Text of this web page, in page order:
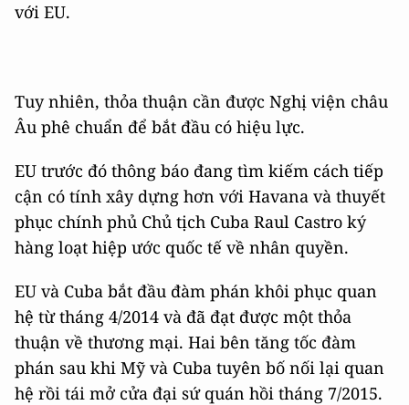
với EU.
Tuy nhiên, thỏa thuận cần được Nghị viện châu
Âu phê chuẩn để bắt đầu có hiệu lực.
EU trước đó thông báo đang tìm kiếm cách tiếp
cận có tính xây dựng hơn với Havana và thuyết
phục chính phủ Chủ tịch Cuba Raul Castro ký
hàng loạt hiệp ước quốc tế về nhân quyền.
EU và Cuba bắt đầu đàm phán khôi phục quan
hệ từ tháng 4/2014 và đã đạt được một thỏa
thuận về thương mại. Hai bên tăng tốc đàm
phán sau khi Mỹ và Cuba tuyên bố nối lại quan
hệ rồi tái mở cửa đại sứ quán hồi tháng 7/2015.